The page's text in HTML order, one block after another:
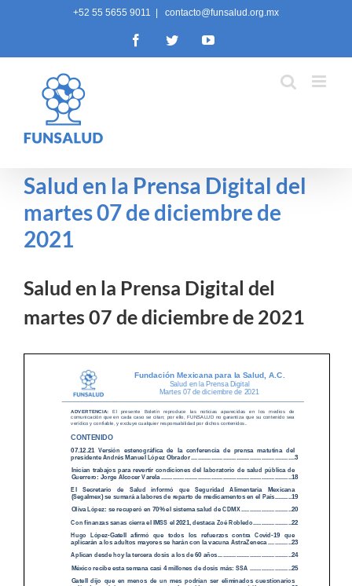
+52 55 5655 9011 contacto@funsalud.org.mx
FacebookTwitterYouTube
Salud en la Prensa Digital del
martes 07 de diciembre de
2021
Salud en la Prensa Digital del
martes 07 de diciembre de 2021